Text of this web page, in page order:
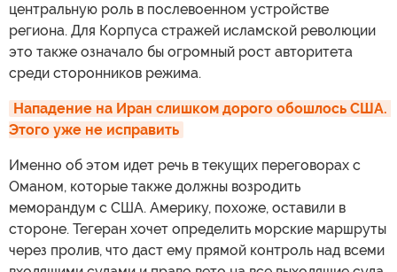
центральную роль в послевоенном устройстве
региона. Для Корпуса стражей исламской революции
это также означало бы огромный рост авторитета
среди сторонников режима.
Нападение на Иран слишком дорого обошлось США.
Этого уже не исправить
Именно об этом идет речь в текущих переговорах с
Оманом, которые также должны возродить
меморандум с США. Америку, похоже, оставили в
стороне. Тегеран хочет определить морские маршруты
через пролив, что даст ему прямой контроль над всеми